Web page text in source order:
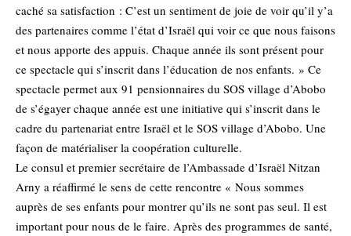
caché sa satisfaction : C’est un sentiment de joie de voir qu’il y’a
des partenaires comme l’état d’Israël qui voir ce que nous faisons
et nous apporte des appuis. Chaque année ils sont présent pour
ce spectacle qui s’inscrit dans l’éducation de nos enfants. » Ce
spectacle permet aux 91 pensionnaires du SOS village d’Abobo
de s’égayer chaque année est une initiative qui s’inscrit dans le
cadre du partenariat entre Israël et le SOS village d’Abobo. Une
façon de matérialiser la coopération culturelle.
Le consul et premier secrétaire de l’Ambassade d’Israël Nitzan
Arny a réaffirmé le sens de cette rencontre « Nous sommes
auprès de ses enfants pour montrer qu’ils ne sont pas seul. Il est
important pour nous de le faire. Après des programmes de santé,